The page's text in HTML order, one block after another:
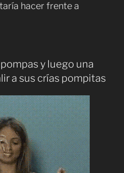
hacer frente a
y luego una
a sus crías pompitas